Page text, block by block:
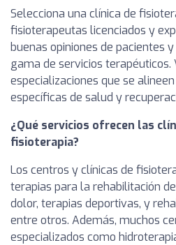
Selecciona una clínica de
fisioterapeutas licenciados y
buenas opiniones de pacientes
gama de servicios terapéuticos.
especializaciones que se
específicas de salud y
¿Qué servicios ofrecen las
fisioterapia?
Los centros y clínicas de
terapias para la rehabilitación
dolor, terapias deportivas, y
entre otros. Además, muchos
especializados como